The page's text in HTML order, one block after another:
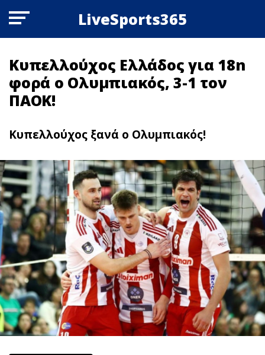
LiveSports365
Κυπελλούχος Ελλάδος για 18n
φoρά ο Ολυμπιακός, 3-1 τον
ΠΑΟΚ!
Κυπελλούχος ξανά ο Ολυμπιακός!